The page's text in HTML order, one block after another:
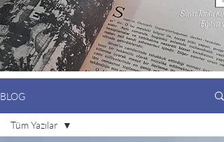
BLOG
Tüm Yazılar